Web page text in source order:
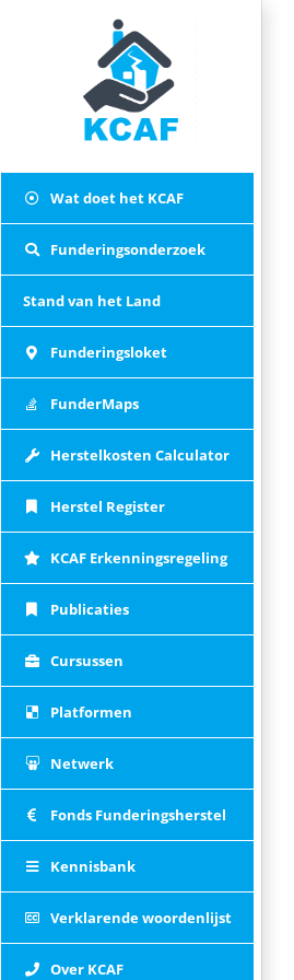
Wat doet het KCAF
Funderingsonderzoek
Stand van het Land
Funderingsloket
FunderMaps
Herstelkosten Calculator
Herstel Register
KCAF Erkenningsregeling
Publicaties
Cursussen
Platformen
Netwerk
Fonds Funderingsherstel
Kennisbank
Verklarende woordenlijst
Over KCAF